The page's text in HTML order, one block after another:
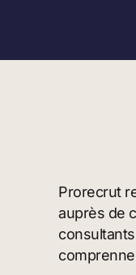
Prorecrut
auprès de